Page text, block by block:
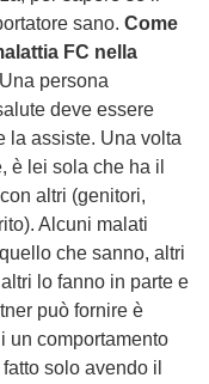
sano. Come
FC nella
Una persona
deve essere
la assiste. Una volta
è lei sola che ha il
altri (genitori,
Alcuni malati
che sanno, altri
lo fanno in parte e
può fornire è
un comportamento
solo avendo il